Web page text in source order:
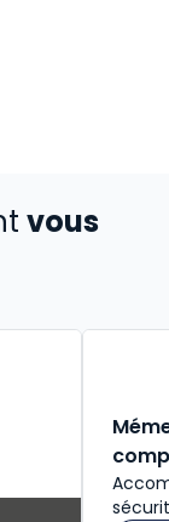
vous